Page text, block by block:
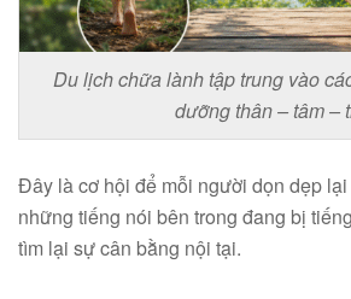
Du lịch chữa lành tập trung vào
dưỡng thân – tâm –
Đây là cơ hội để mỗi người dọn dẹp
những tiếng nói bên trong đang bị
tìm lại sự cân bằng nội tại.